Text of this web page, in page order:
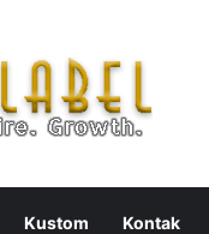
Kustom Kontak